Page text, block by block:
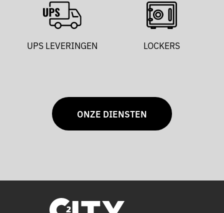
UPS LEVERINGEN LOCKERS
ONZE DIENSTEN